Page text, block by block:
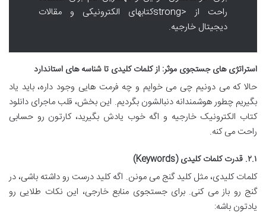
راحت از <strongکتابهای الکترونیکی و مقالات
دیجیتال خارجیه.
استراتژی های جستجوی موثر: از کلمات کلیدی تا شناسه های استاندارد
حالا که می دونیم چی می خوایم و چه فرمت هایی وجود داره، باید یاد
بگیریم چطور هوشمندانه دنبالشون بگردیم. این بخش، قلب ماجرای دانلود
کتاب الکترونیک خارجیه و اگه خوب یادش بگیرید، کارتون رو حسابی
راحت می کنه.
۲.۱. قدرت کلمات کلیدی (Keywords)
کلمات کلیدی، مثل کلید گنج می مونن. اگه کلید درست رو داشته باشی، در
گنج رو باز می کنی. برای جستجوی منابع خارجی، این نکات طلایی رو
یادتون باشه: